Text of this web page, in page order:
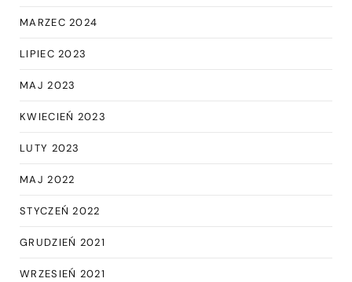
MARZEC 2024
LIPIEC 2023
MAJ 2023
KWIECIEŃ 2023
LUTY 2023
MAJ 2022
STYCZEŃ 2022
GRUDZIEŃ 2021
WRZESIEŃ 2021